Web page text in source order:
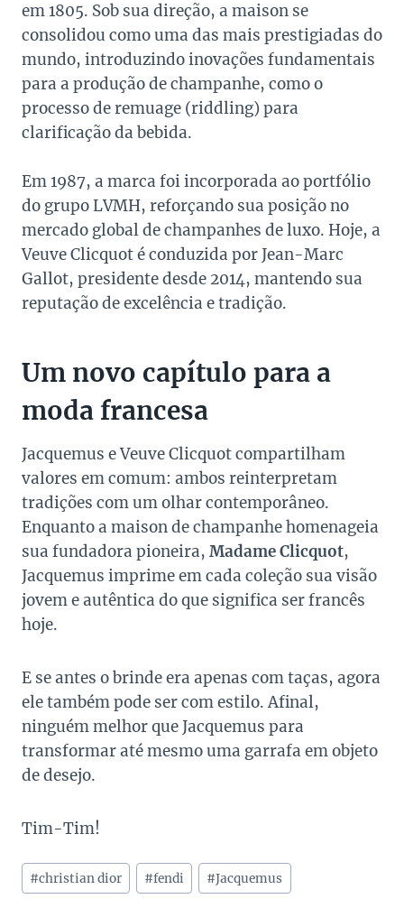
em 1805. Sob sua direção, a maison se
consolidou como uma das mais prestigiadas do
mundo, introduzindo inovações fundamentais
para a produção de champanhe, como o
processo de remuage (riddling) para
clarificação da bebida.
Em 1987, a marca foi incorporada ao portfólio
do grupo LVMH, reforçando sua posição no
mercado global de champanhes de luxo. Hoje, a
Veuve Clicquot é conduzida por Jean-Marc
Gallot, presidente desde 2014, mantendo sua
reputação de excelência e tradição.
Um novo capítulo para a
moda francesa
Jacquemus e Veuve Clicquot compartilham
valores em comum: ambos reinterpretam
tradições com um olhar contemporâneo.
Enquanto a maison de champanhe homenageia
sua fundadora pioneira, Madame Clicquot,
Jacquemus imprime em cada coleção sua visão
jovem e autêntica do que significa ser francês
hoje.
E se antes o brinde era apenas com taças, agora
ele também pode ser com estilo. Afinal,
ninguém melhor que Jacquemus para
transformar até mesmo uma garrafa em objeto
de desejo.
Tim-Tim!
Tags
do
#christian dior #fendi #Jacquemus